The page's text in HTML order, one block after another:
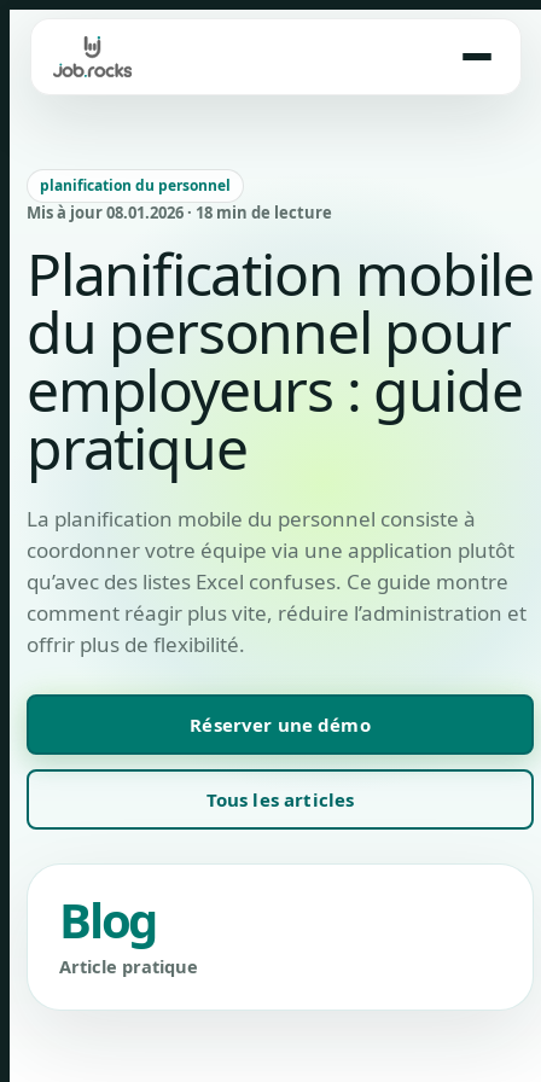
content
planification du personnel
Mis à jour 08.01.2026 · 18 min de lecture
Planification mobile
du personnel pour
employeurs : guide
pratique
La planification mobile du personnel consiste à
coordonner votre équipe via une application plutôt
qu’avec des listes Excel confuses. Ce guide montre
comment réagir plus vite, réduire l’administration et
offrir plus de flexibilité.
Réserver une démo
Tous les articles
Blog
Article pratique